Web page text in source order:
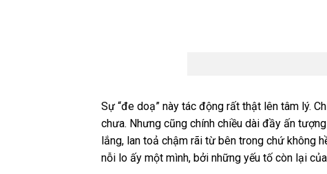
Sự “đe doạ” này tác động rất thật lên tâm lý.
chưa. Nhưng cũng chính chiều dài đầy ấn
lắng, lan toả chậm rãi từ bên trong chứ không
nỗi lo ấy một mình, bởi những yếu tố còn lại